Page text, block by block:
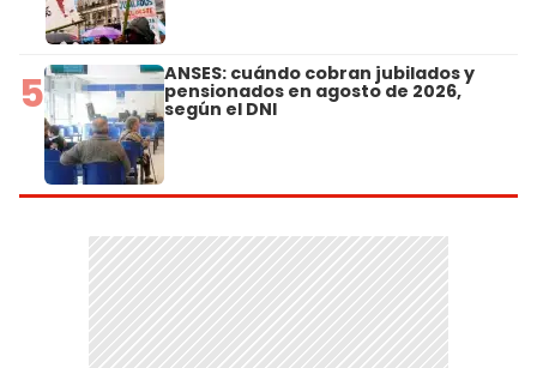
5 ANSES: cuándo cobran jubilados y
pensionados en agosto de 2026,
según el DNI